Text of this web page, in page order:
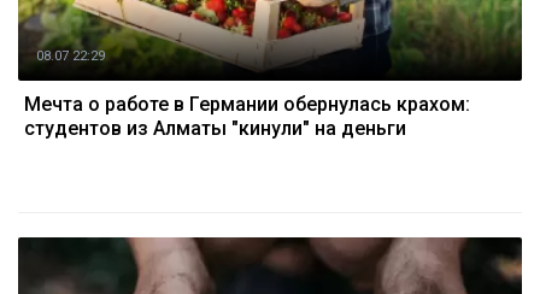
08.07 22:29
Мечта о работе в Германии обернулась крахом:
студентов из Алматы "кинули" на деньги